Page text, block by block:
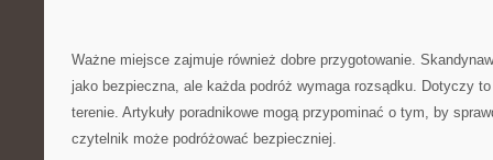
Ważne miejsce zajmuje również dobre przygotowanie.
jako bezpieczna, ale każda podróż wymaga rozsądku. Dotyczy to
terenie. Artykuły poradnikowe mogą przypominać o tym, by
czytelnik może podróżować bezpieczniej.